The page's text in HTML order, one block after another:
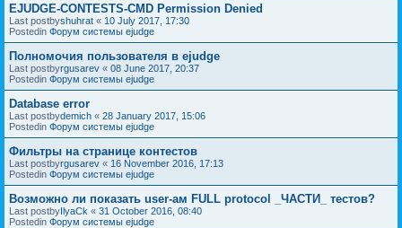
EJUDGE-CONTESTS-CMD Permission Denied
Last postbyshuhrat « 10 July 2017, 17:30
Postedin Форум системы ejudge
Полномочия пользователя в ejudge
Last postbyrgusarev « 08 June 2017, 20:37
Postedin Форум системы ejudge
Database error
Last postbydemich « 28 January 2017, 15:06
Postedin Форум системы ejudge
Фильтры на странице контестов
Last postbyrgusarev « 16 November 2016, 17:13
Postedin Форум системы ejudge
Возможно ли показать user-ам FULL protocol _ЧАСТИ_ тестов?
Last postbyIlyaCk « 31 October 2016, 08:40
Postedin Форум системы ejudge